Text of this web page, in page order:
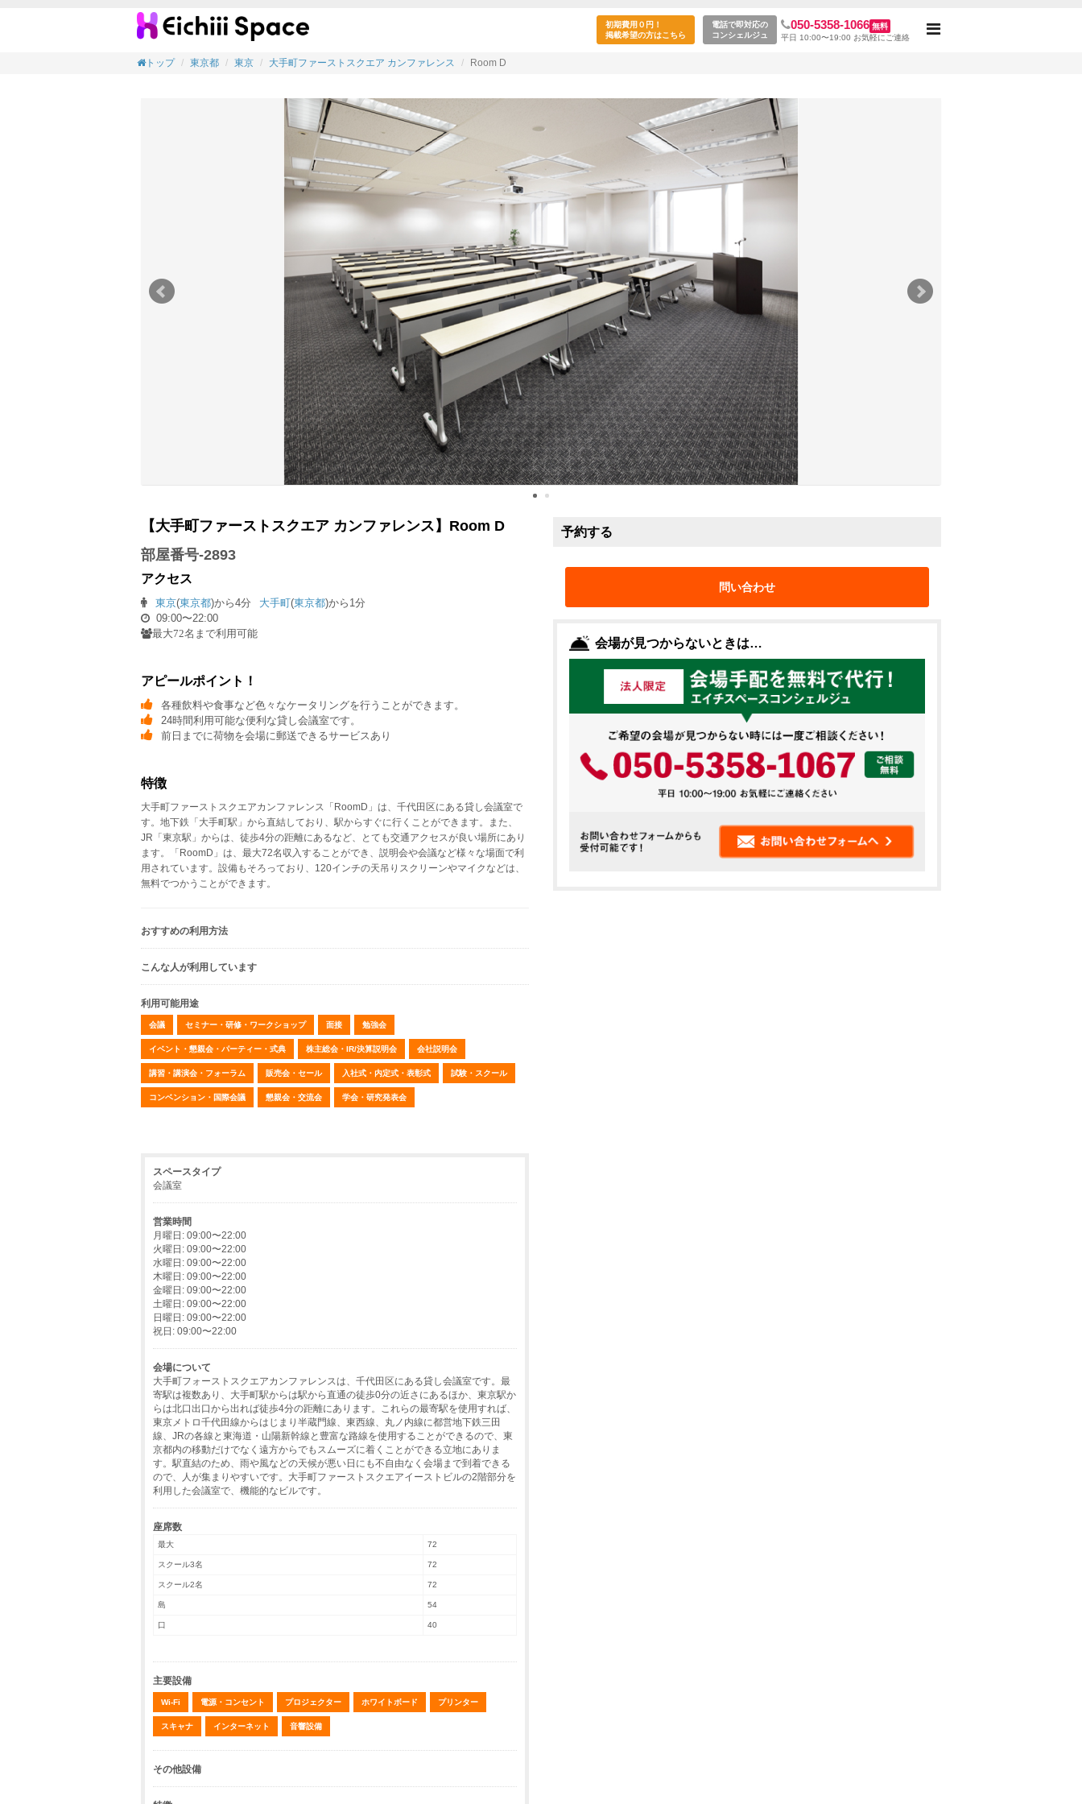
【会議室】大手町ファーストスクエア カンファレンス-Room D(東京駅)
初期費用０円！
掲載希望の方はこちら
電話で即対応の
コンシェルジュ
050-5358-1066 無料
平日 10:00〜19:00 お気軽にご連絡
Toggle
トップ 東京都 東京 大手町ファーストスクエア カンファレンス Room D
【大手町ファーストスクエア カンファレンス】Room D
部屋番号-2893
アクセス
東京(東京都)から4分 大手町(東京都)から1分
09:00〜22:00
最大72名まで利用可能
アピールポイント！
各種飲料や食事など色々なケータリングを行うことができます。
24時間利用可能な便利な貸し会議室です。
前日までに荷物を会場に郵送できるサービスあり
特徴
大手町ファーストスクエアカンファレンス「RoomD」は、千代田区にある貸し会議室で
す。地下鉄「大手町駅」から直結しており、駅からすぐに行くことができます。また、
JR「東京駅」からは、徒歩4分の距離にあるなど、とても交通アクセスが良い場所にあり
ます。「RoomD」は、最大72名収入することができ、説明会や会議など様々な場面で利
用されています。設備もそろっており、120インチの天吊りスクリーンやマイクなどは、
無料でつかうことができます。
おすすめの利用方法
こんな人が利用しています
利用可能用途
会議 セミナー・研修・ワークショップ 面接 勉強会
イベント・懇親会・パーティー・式典 株主総会・IR/決算説明会 会社説明会
講習・講演会・フォーラム 販売会・セール 入社式・内定式・表彰式 試験・スクール
コンベンション・国際会議 懇親会・交流会 学会・研究発表会
スペースタイプ
会議室
営業時間
月曜日: 09:00〜22:00
火曜日: 09:00〜22:00
水曜日: 09:00〜22:00
木曜日: 09:00〜22:00
金曜日: 09:00〜22:00
土曜日: 09:00〜22:00
日曜日: 09:00〜22:00
祝日: 09:00〜22:00
会場について
大手町フォーストスクエアカンファレンスは、千代田区にある貸し会議室です。最
寄駅は複数あり、大手町駅からは駅から直通の徒歩0分の近さにあるほか、東京駅か
らは北口出口から出れば徒歩4分の距離にあります。これらの最寄駅を使用すれば、
東京メトロ千代田線からはじまり半蔵門線、東西線、丸ノ内線に都営地下鉄三田
線、JRの各線と東海道・山陽新幹線と豊富な路線を使用することができるので、東
京都内の移動だけでなく遠方からでもスムーズに着くことができる立地にありま
す。駅直結のため、雨や風などの天候が悪い日にも不自由なく会場まで到着できる
ので、人が集まりやすいです。大手町ファーストスクエアイーストビルの2階部分を
利用した会議室で、機能的なビルです。
座席数
最大 72
スクール3名 72
スクール2名 72
島 54
口 40
主要設備
Wi-Fi 電源・コンセント プロジェクター ホワイトボード プリンター
スキャナ インターネット 音響設備
その他設備
予約する
問い合わせ
会場が見つからないときは…